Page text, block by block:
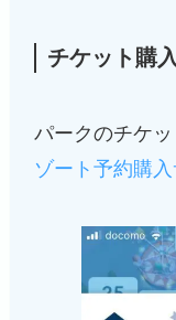
チケット購入
パークのチケ
ゾート予約購入